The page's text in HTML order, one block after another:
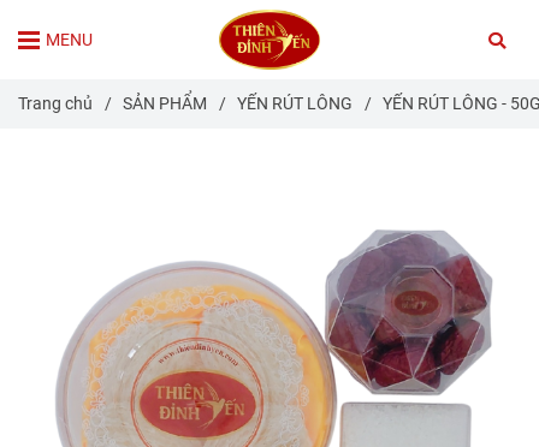
MENU
Trang chủ / SẢN PHẨM / YẾN RÚT LÔNG / YẾN RÚT LÔNG -